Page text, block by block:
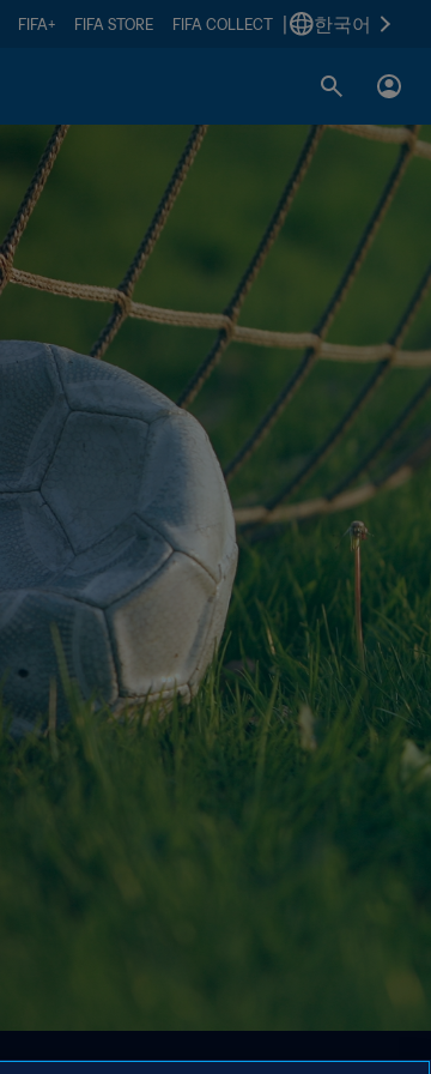
FIFA+ FIFA STORE FIFA COLLECT 한국어